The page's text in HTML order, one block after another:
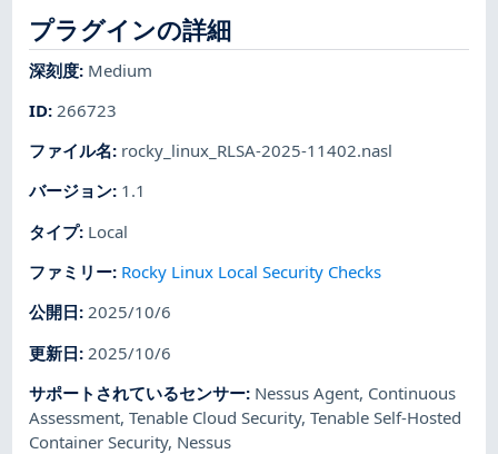
プラグインの詳細
深刻度: Medium
ID: 266723
ファイル名: rocky_linux_RLSA-2025-11402.nasl
バージョン: 1.1
タイプ: Local
ファミリー: Rocky Linux Local Security Checks
公開日:2025/10/6
更新日: 2025/10/6
サポートされているセンサー: Nessus Agent, Continuous
Assessment,Tenable Cloud Security,Tenable Self-Hosted
Container Security, Nessus